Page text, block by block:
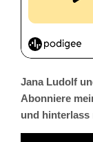
Jana Ludolf
Abonniere
und hinterlass